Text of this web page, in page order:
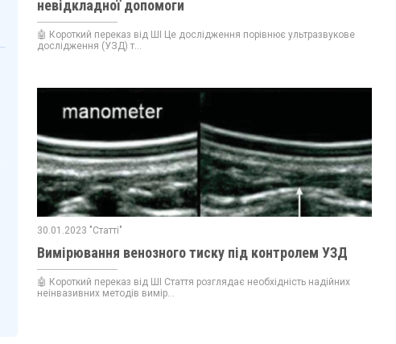
невідкладної допомоги
🤖 Короткий переказ від ШІ Це дослідження порівнює ультразвукове
дослідження (УЗД) т...
30.01.2023 "Статті"
Вимірювання венозного тиску під контролем УЗД
🤖 Короткий переказ від ШІ Стаття розглядає необхідність надійних
неінвазивних методів вимір...